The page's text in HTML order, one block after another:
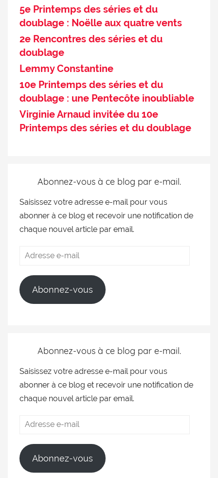
5e Printemps des séries et du
doublage : Noëlle aux quatre vents
2e Rencontres des séries et du
doublage
Lemmy Constantine
10e Printemps des séries et du
doublage : une Pentecôte inoubliable
Virginie Arnaud invitée du 10e
Printemps des séries et du doublage
Abonnez-vous à ce blog par e-mail.
Saisissez votre adresse e-mail pour vous
abonner à ce blog et recevoir une notification de
chaque nouvel article par email.
Abonnez-vous
Abonnez-vous à ce blog par e-mail.
Saisissez votre adresse e-mail pour vous
abonner à ce blog et recevoir une notification de
chaque nouvel article par email.
Abonnez-vous